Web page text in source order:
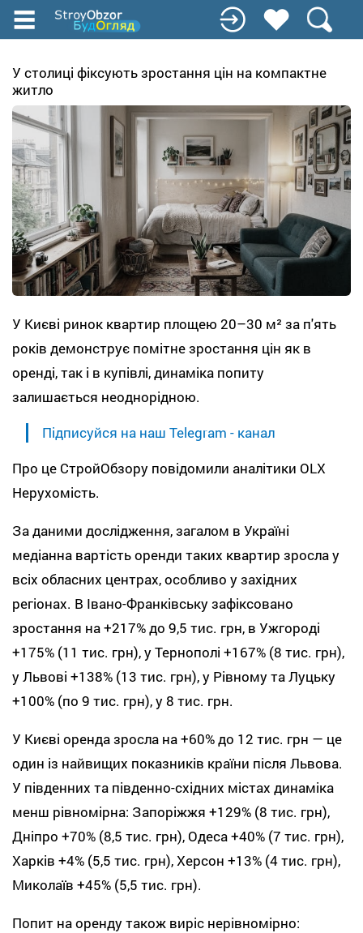
Перейти
до
вмісту
У столиці фіксують зростання цін на компактне
житло
У Києві ринок квартир площею 20–30 м² за п'ять
років демонструє помітне зростання цін як в
оренді, так і в купівлі, динаміка попиту
залишається неоднорідною.
Підписуйся на наш Telegram - канал
Про це СтройОбзору повідомили аналітики OLX
Нерухомість.
За даними дослідження, загалом в Україні
медіанна вартість оренди таких квартир зросла у
всіх обласних центрах, особливо у західних
регіонах. В Івано-Франківську зафіксовано
зростання на +217% до 9,5 тис. грн, в Ужгороді
+175% (11 тис. грн), у Тернополі +167% (8 тис. грн),
у Львові +138% (13 тис. грн), у Рівному та Луцьку
+100% (по 9 тис. грн), у 8 тис. грн.
У Києві оренда зросла на +60% до 12 тис. грн — це
один із найвищих показників країни після Львова.
У південних та південно-східних містах динаміка
менш рівномірна: Запоріжжя +129% (8 тис. грн),
Дніпро +70% (8,5 тис. грн), Одеса +40% (7 тис. грн),
Харків +4% (5,5 тис. грн), Херсон +13% (4 тис. грн),
Миколаїв +45% (5,5 тис. грн).
Попит на оренду також виріс нерівномірно: